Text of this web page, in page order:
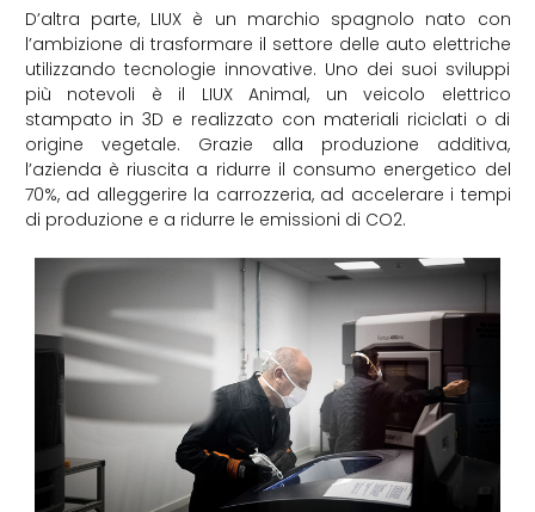
D’altra parte, LIUX è un marchio spagnolo nato con
l’ambizione di trasformare il settore delle auto elettriche
utilizzando tecnologie innovative. Uno dei suoi sviluppi
più notevoli è il LIUX Animal, un veicolo elettrico
stampato in 3D e realizzato con materiali riciclati o di
origine vegetale. Grazie alla produzione additiva,
l’azienda è riuscita a ridurre il consumo energetico del
70%, ad alleggerire la carrozzeria, ad accelerare i tempi
di produzione e a ridurre le emissioni di CO2.